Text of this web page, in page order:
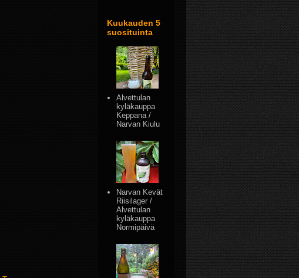
Kuukauden 5
suosituinta
Alvettulan
kyläkauppa
Keppana /
Narvan Kiulu
Narvan Kevät
Riisilager /
Alvettulan
kyläkauppa
Normipäivä